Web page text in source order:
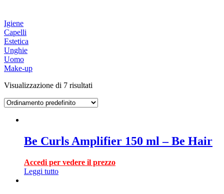
Igiene
Capelli
Estetica
Unghie
Uomo
Make-up
Visualizzazione di 7 risultati
Be Curls Amplifier 150 ml – Be Hair
Accedi per vedere il prezzo
Leggi tutto